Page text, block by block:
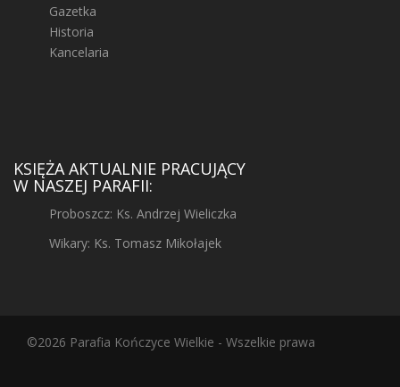
Gazetka
Historia
Kancelaria
KSIĘŻA AKTUALNIE PRACUJĄCY
W NASZEJ PARAFII:
Proboszcz: Ks. Andrzej Wieliczka
Wikary: Ks. Tomasz Mikołajek
©2026 Parafia Kończyce Wielkie - Wszelkie prawa